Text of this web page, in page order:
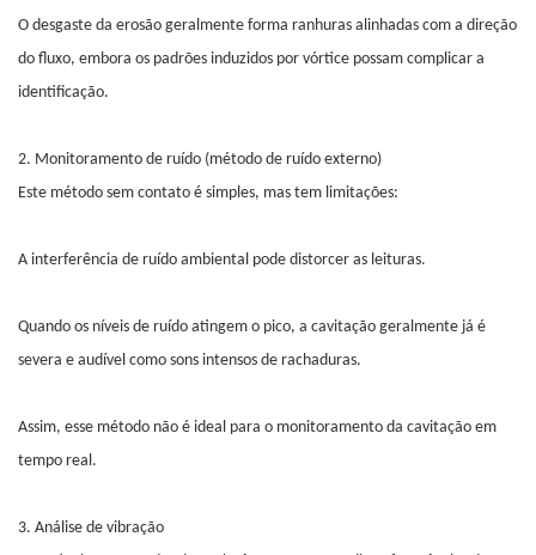
O desgaste da erosão geralmente forma ranhuras alinhadas com a direção
do fluxo, embora os padrões induzidos por vórtice possam complicar a
identificação.
2. Monitoramento de ruído (método de ruído externo)
Este método sem contato é simples, mas tem limitações:
A interferência de ruído ambiental pode distorcer as leituras.
Quando os níveis de ruído atingem o pico, a cavitação geralmente já é
severa e audível como sons intensos de rachaduras.
Assim, esse método não é ideal para o monitoramento da cavitação em
tempo real.
3. Análise de vibração